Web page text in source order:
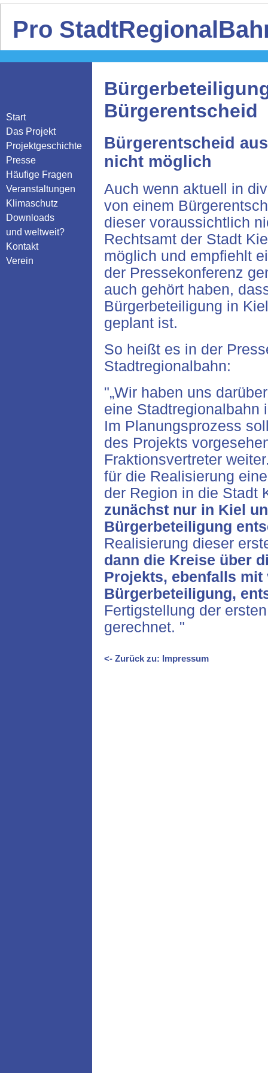
Pro
Start
Das Projekt
Projektgeschichte
Presse
Häufige Fragen
Veranstaltungen
Klimaschutz
Downloads
und weltweit?
Kontakt
Verein
Bürgerentscheid
Bürgerentscheid
nicht möglich
Auch wenn aktuell in
von einem
dieser voraussichtlich
Rechtsamt der Stadt
möglich und empfiehlt
der Pressekonferenz
auch gehört haben,
Bürgerbeteiligung in
geplant ist.
So heißt es in der
Stadtregionalbahn:
"„Wir haben uns
eine Stadtregionalbahn
Im Planungsprozess
des Projekts
Fraktionsvertreter
für die Realisierung
der Region in die Stadt
zunächst nur in Kiel
Bürgerbeteiligung
Realisierung dieser
dann die Kreise über
Projekts, ebenfalls
Bürgerbeteiligung,
Fertigstellung der
gerechnet. "
<- Zurück zu: Impressum